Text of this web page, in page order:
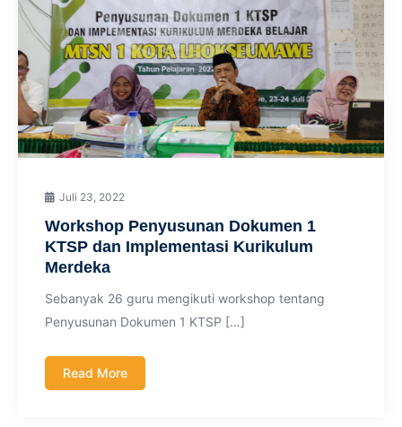
Juli 23, 2022
Workshop Penyusunan Dokumen 1
KTSP dan Implementasi Kurikulum
Merdeka
Sebanyak 26 guru mengikuti workshop tentang
Penyusunan Dokumen 1 KTSP […]
Read More